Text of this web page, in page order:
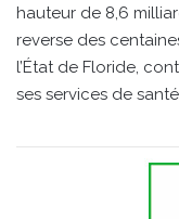
hauteur de 8,6
reverse des
l’État de Floride,
ses services de